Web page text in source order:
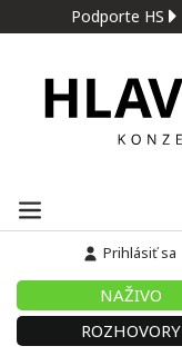
Podporte HS
Prihlásiť sa
NAŽIVO
ROZHOVORY